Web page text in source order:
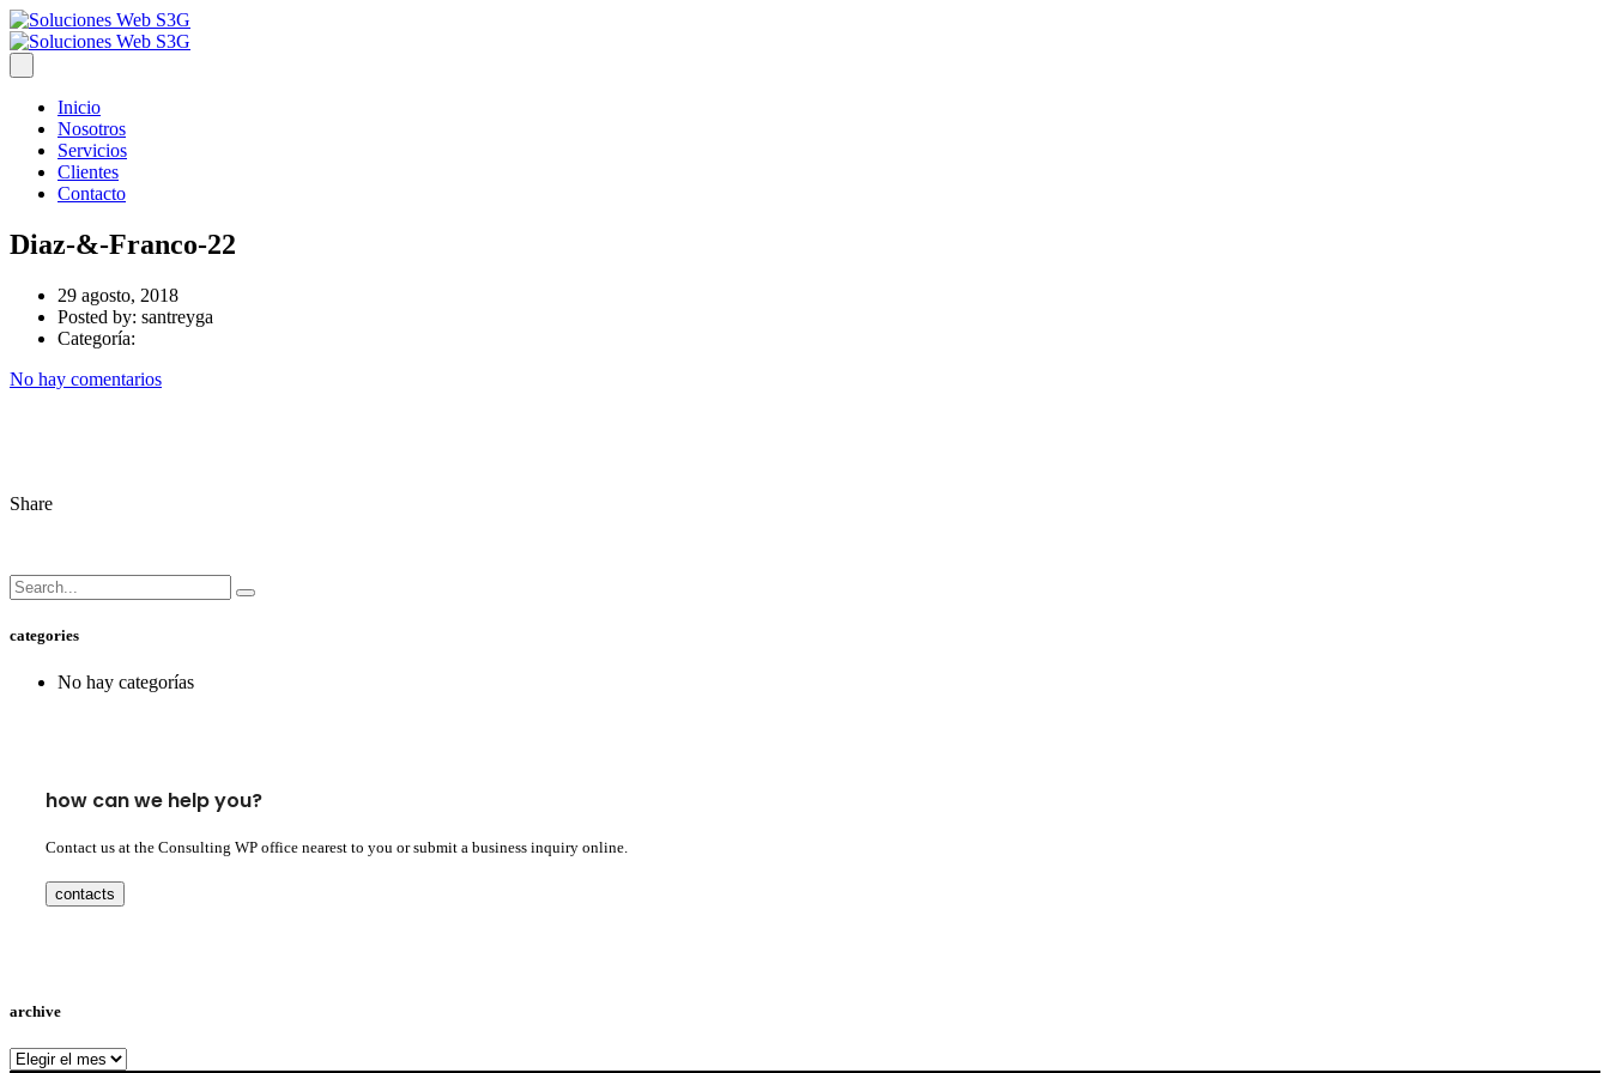
Inicio
Nosotros
Servicios
Clientes
Contacto
Diaz-&-Franco-22
29 agosto, 2018
Posted by: santreyga
Categoría:
No hay comentarios
Share
categories
No hay categorías
how can we help you?
Contact us at the Consulting WP office nearest to you or submit a business inquiry online.
contacts
archive
archive